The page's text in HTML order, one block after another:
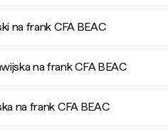
na frank CFA BEAC
na frank CFA BEAC
na frank CFA BEAC